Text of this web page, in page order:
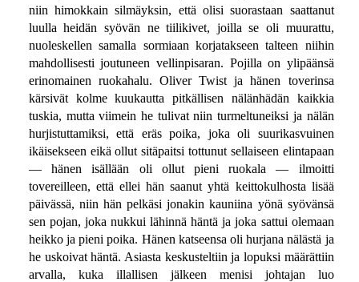
niin himokkain silmäyksin, että olisi suorastaan saattanut
luulla heidän syövän ne tiilikivet, joilla se oli muurattu,
nuoleskellen samalla sormiaan korjatakseen talteen niihin
mahdollisesti joutuneen vellinpisaran. Pojilla on ylipäänsä
erinomainen ruokahalu. Oliver Twist ja hänen toverinsa
kärsivät kolme kuukautta pitkällisen nälänhädän kaikkia
tuskia, mutta viimein he tulivat niin turmeltuneiksi ja nälän
hurjistuttamiksi, että eräs poika, joka oli suurikasvuinen
ikäisekseen eikä ollut sitäpaitsi tottunut sellaiseen elintapaan
— hänen isällään oli ollut pieni ruokala — ilmoitti
tovereilleen, että ellei hän saanut yhtä keittokulhosta lisää
päivässä, niin hän pelkäsi jonakin kauniina yönä syövänsä
sen pojan, joka nukkui lähinnä häntä ja joka sattui olemaan
heikko ja pieni poika. Hänen katseensa oli hurjana nälästä ja
he uskoivat häntä. Asiasta keskusteltiin ja lopuksi määrättiin
arvalla, kuka illallisen jälkeen menisi johtajan luo